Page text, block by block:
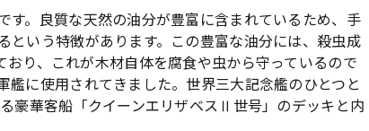
。良質な天然の油分が豊富に含まれているため、手
いう特徴があります。この豊富な油分には、殺虫成
り、これが木材自体を腐食や虫から守っているので
に使用されてきました。世界三大記念艦のひとつと
豪華客船「クイーンエリザベスⅡ世号」のデッキと内